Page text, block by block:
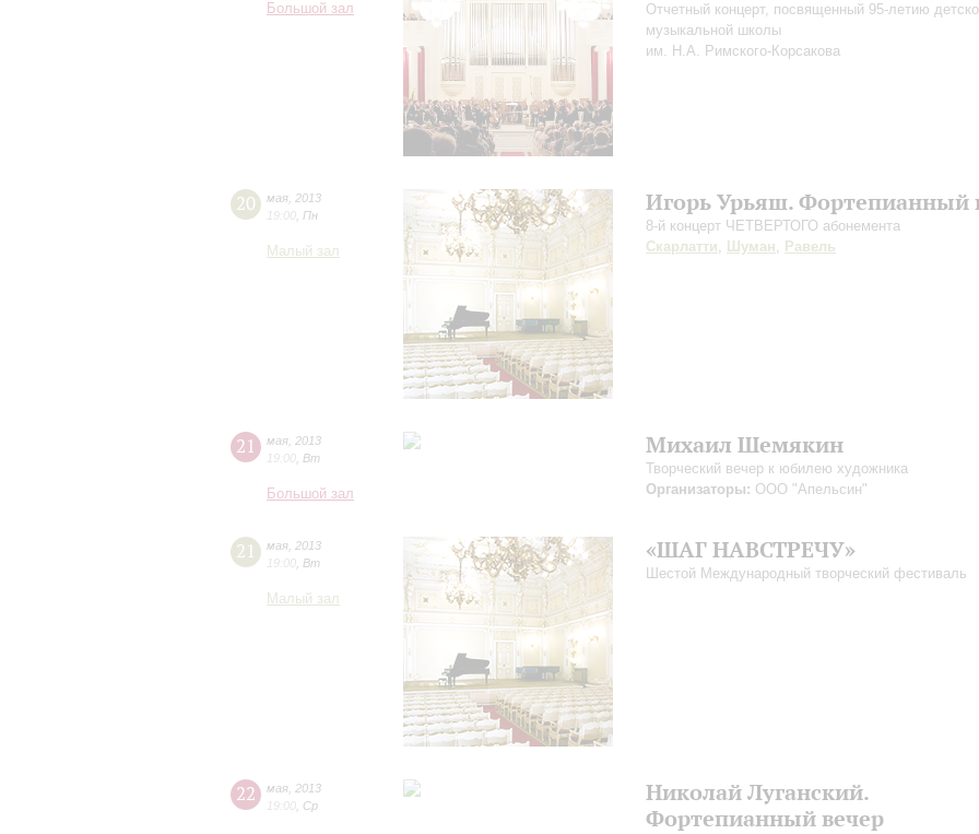
Большой зал
Отчетный концерт, посвященный 95-летию
музыкальной школы
им. Н.А. Римского-Корсакова
20 мая 2013
19:00 Пн
Малый зал
Игорь Урьяш. Фортепианный
8-й концерт ЧЕТВЕРТОГО абонемента
Скарлатти, Шуман, Равель
21 мая 2013
19:00 Вт
Большой зал
Михаил Шемякин
Творческий вечер к юбилею художника
Организаторы: ООО "Апельсин"
21 мая 2013
19:00 Вт
Малый зал
«ШАГ НАВСТРЕЧУ»
Шестой Международный творческий фестиваль
22 мая 2013
19:00 Ср
Николай Луганский.
Фортепианный вечер